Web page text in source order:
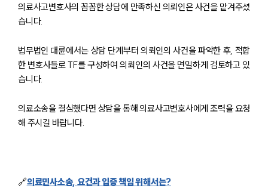
그룹소개
글로벌 파트너 로펌
의료사고변호사의 꼼꼼한 상담에 만족하신 의뢰인은 사건을 맡겨주셨
습니다.
법무법인 대륜에서는 상담 단계부터 의뢰인의 사건을 파악한 후, 적합
한 변호사들로 TF를 구성하여 의뢰인의 사건을 면밀하게 검토하고 있
습니다.
의료소송을 결심했다면 상담을 통해 의료사고변호사에게 조력을 요청
해 주시길 바랍니다.
🔗의료민사소송, 요건과 입증 책임 위해서는?